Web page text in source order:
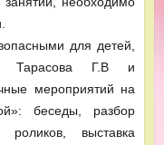
для детей,
Тарасова Г.В и
мероприятий на
беседы, разбор
роликов, выставка